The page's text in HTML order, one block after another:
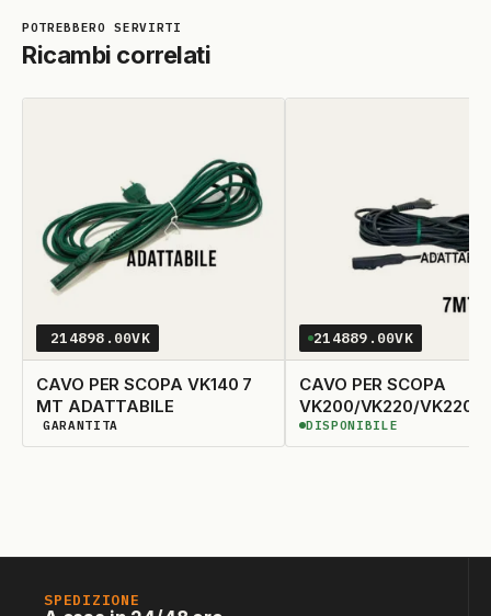
Ricambi correlati
214898.00VK
CAVO PER SCOPA VK140 7
MT ADATTABILE
DISPONIBILITÀ GARANTITA
GARANTITA
214889.00VK
CAVO PER SCOPA
VK200/VK220/VK220S
ADATTABILE
DISPONIBILE
DISPONIBILE
SPEDIZIONE